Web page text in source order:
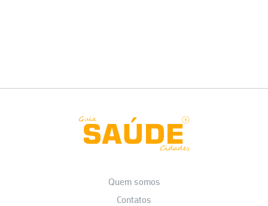
Quem somos
Contatos